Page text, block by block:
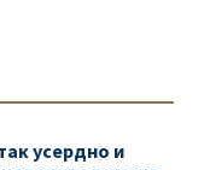
усердно и